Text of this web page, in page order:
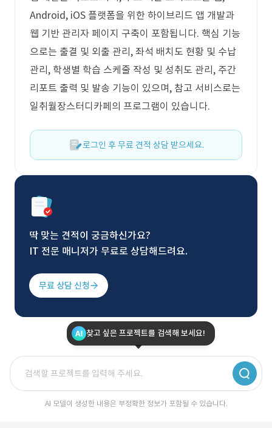
Android, iOS 플랫폼을 위한 하이브리드 앱 개발과
웹 기반 관리자 페이지 구축이 포함됩니다. 핵심 기능
으로는 출결 및 외출 관리, 좌석 배치도 현황 및 수납
관리, 학생별 학습 스케줄 작성 및 성취도 관리, 주간
리포트 출력 및 발송 기능이 있으며, 참고 서비스로는
일취월장스터디카페의 프로그램이 있습니다.
로그인 후 무료 견적 상담 받으세요.
딱 맞는 견적이 궁금하신가요?
IT 전문 매니저가 무료로 상담해드려요.
무료 상담 신청
찾고 싶은 프로젝트를 검색해 보세요!
AI 모델이 생성한 내용은 부정확한 정보가 포함될 수 있습니다.